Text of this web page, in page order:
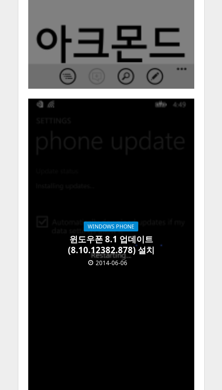
WINDOWS PHONE
윈도우폰 8.1 업데이트
(8.10.12382.878) 설치
2014-06-06